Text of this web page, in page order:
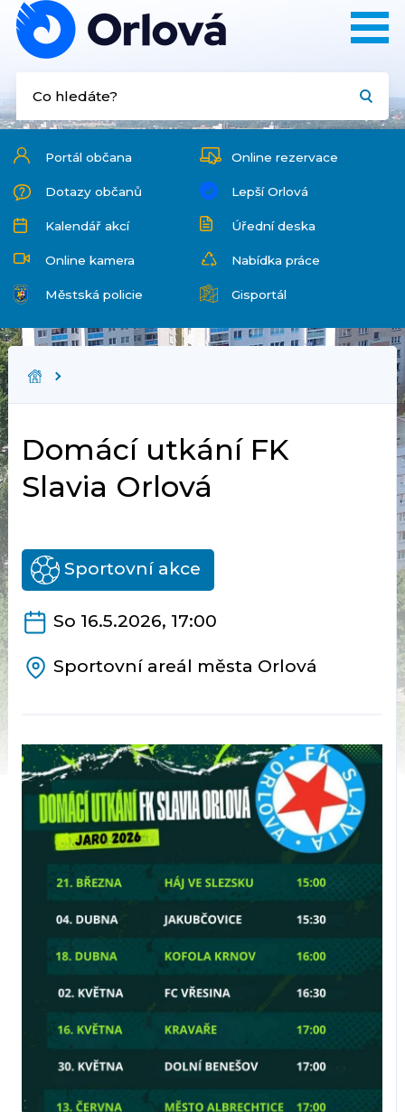
Portál občana Online rezervace
Dotazy občanů Lepší Orlová
Kalendář akcí Úřední deska
Online kamera Nabídka práce
Městská policie Gisportál
Domácí utkání FK
Slavia Orlová
Sportovní akce
So 16.5.2026, 17:00
Sportovní areál města Orlová